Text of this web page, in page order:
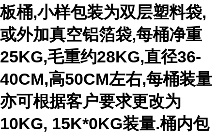
板桶,小样包装为双层塑料袋,
或外加真空铝箔袋,每桶净重
25KG,毛重约28KG,直径36-
40CM,高50CM左右,每桶装量
亦可根据客户要求更改为
10KG, 15K*0KG装量.桶内包